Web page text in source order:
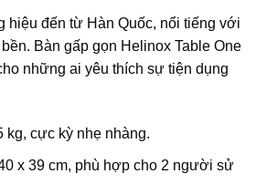
hiệu đến từ Hàn Quốc, nổi tiếng với
Bàn gấp gọn Helinox Table One
những ai yêu thích sự tiện dụng
kg, cực kỳ nhẹ nhàng.
x 39 cm, phù hợp cho 2 người sử